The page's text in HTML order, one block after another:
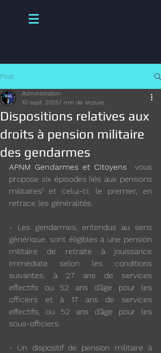
Post
Dispositions relatives aux
droits à pension militaire
des gendarmes
Administration
10 sept. 20251 min de lecture
APNM Gendarmes et Citoyens vous
propose six épisodes liés aux pensions
militaires¹ et celui-ci, le premier, en
retrace les généralités.
- Les gendarmes, entendus au sens
générique, sont éligibles à une pension
militaire de retraite à jouissance
immédiate selon les conditions
suivantes, à 27 ans de services
effectifs ou 52 ans d’âge pour les
officiers et à 17 ans de services
effectifs, ou 52 ans d’âge pour les
sous-officiers.
- Un dispositif de pension militaire à